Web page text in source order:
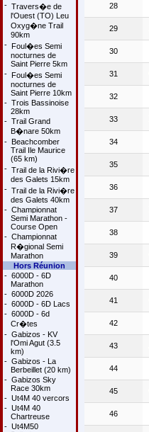
- Travers�e de
l'Ouest (TO) Leu
Oxyg�ne Trail
90km
- Foul�es Semi
nocturnes de
Saint Pierre 5km
- Foul�es Semi
nocturnes de
Saint Pierre 10km
- Trois Bassinoise
28km
- Trail Grand
B�nare 50km
- Beachcomber
Trail Ile Maurice
(65 km)
- Trail de la Rivi�re
des Galets 15km
- Trail de la Rivi�re
des Galets 40km
- Championnat
Semi Marathon -
Course Open
- Championnat
R�gional Semi
Marathon
Hors Réunion
- 6000D - 6D
Marathon
- 6000D 2026
- 6000D - 6D Lacs
- 6000D - 6d
Cr�tes
- Gabizos - KV
l'Omi Agut (3.5
km)
- Gabizos - La
Berbeillet (20 km)
- Gabizos Sky
Race 30km
- Ut4M 40 vercors
- Ut4M 40
Chartreuse
- Ut4M50
28
29
30
31
32
33
34
35
36
37
38
39
40
41
42
43
44
45
46